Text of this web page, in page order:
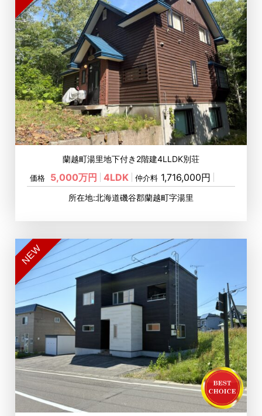
蘭越町湯里地下付き2階建4LLDK別荘
価格 5,000万円 4LDK 仲介料 1,716,000円
所在地:北海道磯谷郡蘭越町字湯里
NEW